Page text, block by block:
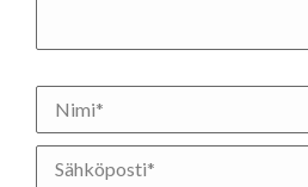
Nimi *
Sähköposti *